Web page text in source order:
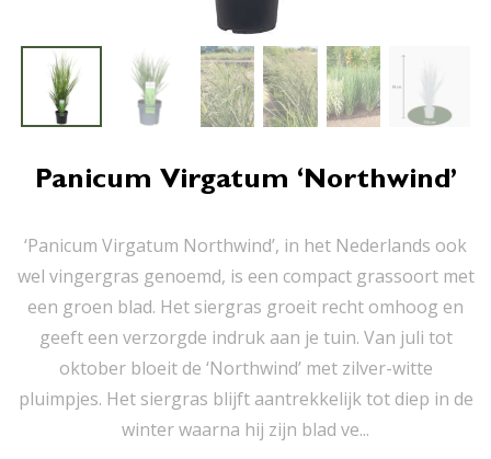
Panicum Virgatum ‘Northwind’
‘Panicum Virgatum Northwind’, in het Nederlands ook
wel vingergras genoemd, is een compact grassoort met
een groen blad. Het siergras groeit recht omhoog en
geeft een verzorgde indruk aan je tuin. Van juli tot
oktober bloeit de ‘Northwind’ met zilver-witte
pluimpjes. Het siergras blijft aantrekkelijk tot diep in de
winter waarna hij zijn blad ve...